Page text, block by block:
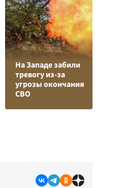
На Западе забили
тревогу из-за
угрозы окончания
СВО